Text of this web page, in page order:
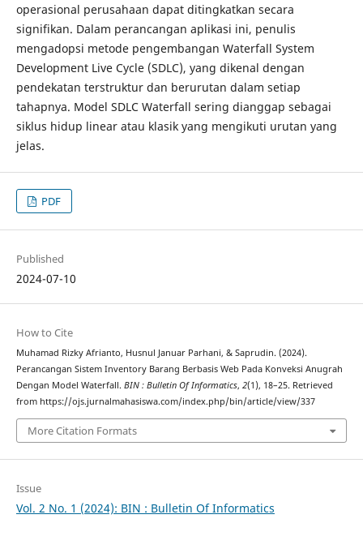
operasional perusahaan dapat ditingkatkan secara
signifikan. Dalam perancangan aplikasi ini, penulis
mengadopsi metode pengembangan Waterfall System
Development Live Cycle (SDLC), yang dikenal dengan
pendekatan terstruktur dan berurutan dalam setiap
tahapnya. Model SDLC Waterfall sering dianggap sebagai
siklus hidup linear atau klasik yang mengikuti urutan yang
jelas.
PDF
Published
2024-07-10
How to Cite
Muhamad Rizky Afrianto, Husnul Januar Parhani, & Saprudin. (2024).
Perancangan Sistem Inventory Barang Berbasis Web Pada Konveksi Anugrah
Dengan Model Waterfall. BIN : Bulletin Of Informatics, 2(1), 18–25. Retrieved
from https://ojs.jurnalmahasiswa.com/index.php/bin/article/view/337
More Citation Formats
Issue
Vol. 2 No. 1 (2024): BIN : Bulletin Of Informatics